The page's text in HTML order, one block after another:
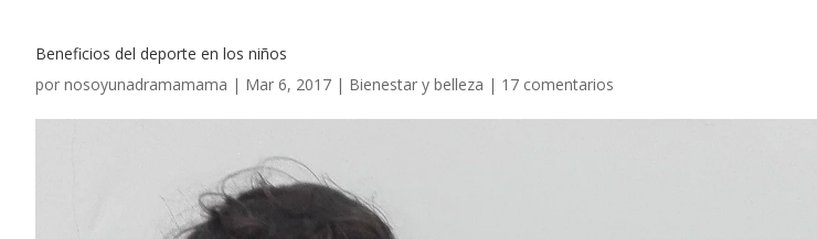
Beneficios del deporte en los niños
por nosoyunadramamama | Mar 6, 2017 | Bienestar y belleza | 17 comentarios